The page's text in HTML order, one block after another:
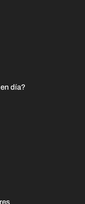
día?